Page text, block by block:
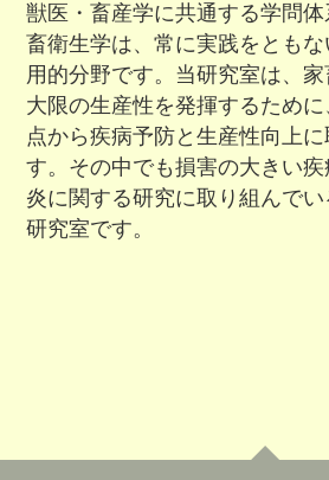
獣医・畜産学に共通する学問
畜衛生学は、常に実践をとも
用的分野です。当研究室は、
大限の生産性を発揮するため
点から疾病予防と生産性向上
す。その中でも損害の大きい
炎に関する研究に取り組んで
研究室です。